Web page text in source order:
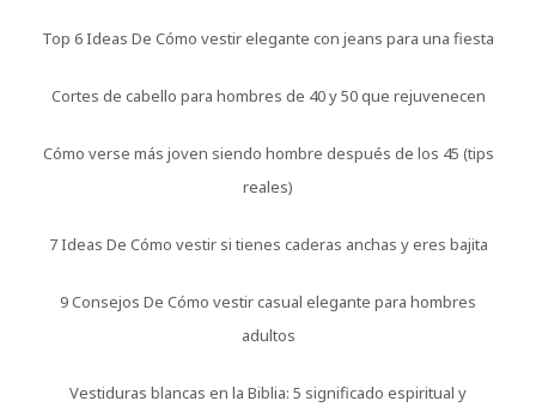
Top 6 Ideas De Cómo vestir elegante con jeans para una fiesta
Cortes de cabello para hombres de 40 y 50 que rejuvenecen
Cómo verse más joven siendo hombre después de los 45 (tips
reales)
7 Ideas De Cómo vestir si tienes caderas anchas y eres bajita
9 Consejos De Cómo vestir casual elegante para hombres
adultos
Vestiduras blancas en la Biblia: 5 significado espiritual y